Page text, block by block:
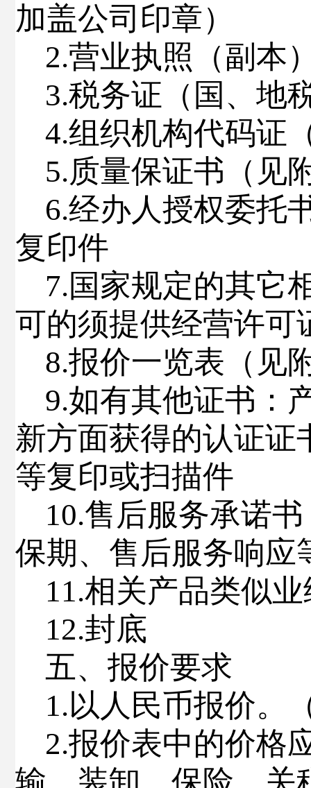
加盖公司印章）
2.营业执照（副本
3.税务证（国、地
4.组织机构代码证
5.质量保证书（见
6.经办人授权委托
复印件
7.国家规定的其它
可的须提供经营许可
8.报价一览表（见
9.如有其他证书：
新方面获得的认证证
等复印或扫描件
10.售后服务承诺
保期、售后服务响应
11.相关产品类似业
12.封底
五、报价要求
1.以人民币报价。
2.报价表中的价格